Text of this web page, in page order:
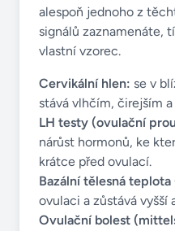
alespoň jednoho z
signálů zaznamenáte,
vlastní vzorec.
Cervikální hlen: se v
stává vlhčím, čirejším
LH testy (ovulační
nárůst hormonů, ke
krátce před ovulací.
Bazální tělesná teplota
ovulaci a zůstává vyšší
Ovulační bolest